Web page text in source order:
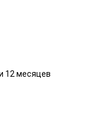
12 месяцев